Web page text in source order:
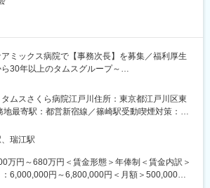
運営体制の構築を担っていただきます。
診療・小児科・耳鼻咽喉科・歯科・眼科
数ご用意しています／
に複数の病院・クリニック・介護施設・保育園
ため、活躍の場が多いことも当グループの特徴で
予定があり、専門知識やスキルを持つ方、新し
たい方を募集中です！
ミックス病院で【事務次長】を募集／福利厚生
30年以上のタムスグループ～
ックス病院（378床）の事務次長を募集してい
及び病院運営業務全般
、考課、配置、労務など人事関連業務全般）
告書作成等）
タムスさくら病院江戸川住所：東京都江戸川区東
最寄駅：都営新宿線／篠崎駅受動喫煙対策：敷
更の範囲：会社の定める事業所
瑞江駅
万円～680万円＜賃金形態＞年俸制＜賃金内訳＞
6,000,000円～6,800,000円＜月額＞500,000円